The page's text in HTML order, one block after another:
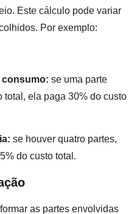
Este cálculo pode variar
Por exemplo:
consumo: se uma parte
total, ela paga 30% do custo
se houver quatro partes,
do custo total.
as partes envolvidas